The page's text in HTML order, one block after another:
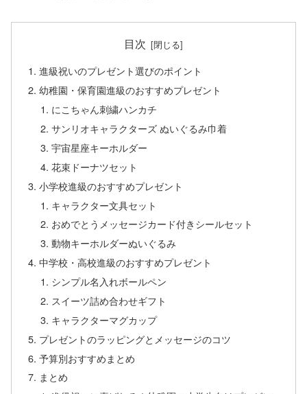
目次
進級祝いのプレゼント選びのポイント
幼稚園・保育園進級のおすすめプレゼント
にこちゃん刺繍ハンカチ
サンリオキャラクターズ ぬいぐるみ巾着
宇宙星座キーホルダー
花束ドーナツセット
小学校進級のおすすめプレゼント
キャラクター文具セット
おめでとうメッセージカード付きシールセット
動物キーホルダーぬいぐるみ
中学校・高校進級のおすすめプレゼント
シンプル名入れボールペン
スイーツ詰め合わせギフト
キャラクターマグカップ
プレゼントのラッピングとメッセージのコツ
予算別おすすめまとめ
まとめ